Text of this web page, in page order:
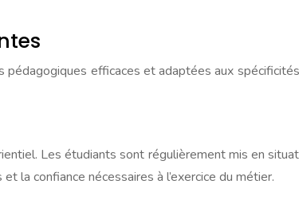
efficaces et adaptées aux
Les étudiants sont régulièrement mis en
la confiance nécessaires à l’exercice du métier.